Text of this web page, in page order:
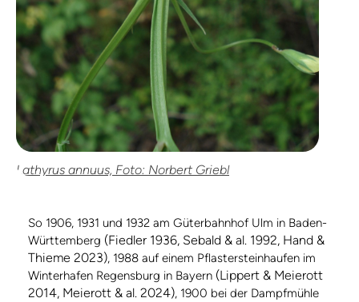
Lathyrus annuus, Foto: Norbert Griebl
So 1906, 1931 und 1932 am Güterbahnhof Ulm in Baden-
Württemberg (Fiedler 1936, Sebald & al. 1992, Hand &
Thieme 2023), 1988 auf einem Pflastersteinhaufen im
Winterhafen Regensburg in Bayern (Lippert & Meierott
2014, Meierott & al. 2024), 1900 bei der Dampfmühle